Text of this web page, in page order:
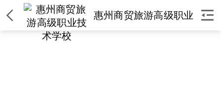
惠州商贸旅游高级职业
 